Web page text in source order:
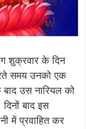
शुक्रवार के दिन
समय उनको एक
बाद उस नारियल को
बाद इस
में प्रवाहित कर